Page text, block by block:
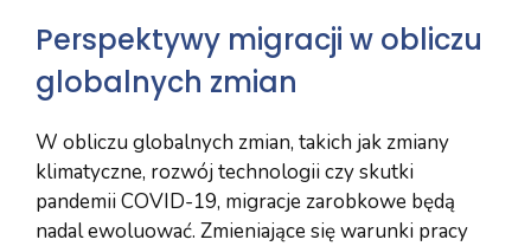
Perspektywy migracji w obliczu
globalnych zmian
W obliczu globalnych zmian, takich jak zmiany
klimatyczne, rozwój technologii czy skutki
pandemii COVID-19, migracje zarobkowe będą
nadal ewoluować. Zmieniające się warunki pracy